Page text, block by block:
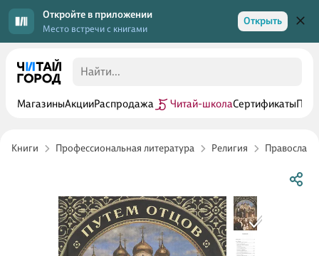
Откройте в приложении
Место встречи с книгами
Открыть
МагазиныАкцииРаспродажа Читай-школаСертификаты
Книги Профессиональная литература Религия